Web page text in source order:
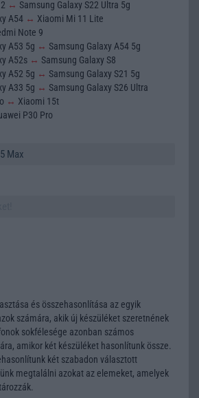
↔ Samsung Galaxy S22 Ultra 5g
A54 ↔ Xiaomi Mi 11 Lite
Note 9
A53 5g ↔ Samsung Galaxy A54 5g
A52s ↔ Samsung Galaxy S8
A52 5g ↔ Samsung Galaxy S21 5g
A33 5g ↔ Samsung Galaxy S26 Ultra
↔ Xiaomi 15t
P30 Pro
és összehasonlítása az egyik
számára, akik új készüléket szeretnének
sokfélesége azonban számos
amikor két készüléket hasonlítunk össze.
két szabadon választott
megtalálni azokat az elemeket, amelyek